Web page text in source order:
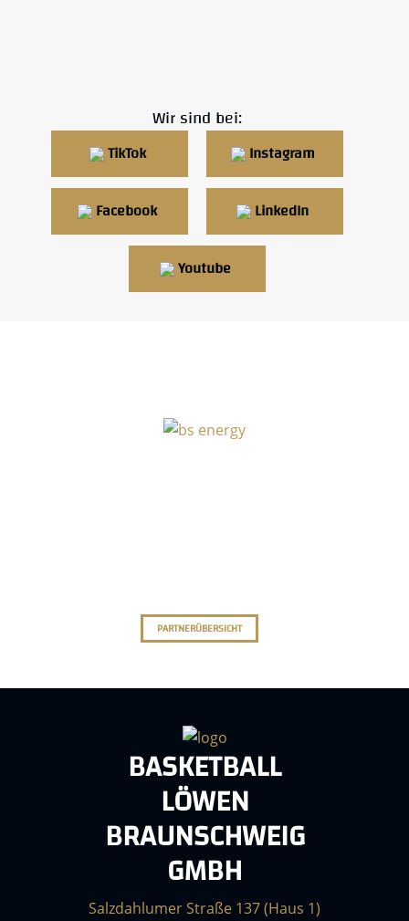
Wir sind bei:
TikTok Instagram
Facebook LinkedIn
Youtube
PARTNERÜBERSICHT
BASKETBALL
LÖWEN
BRAUNSCHWEIG
GMBH
Salzdahlumer Straße 137 (Haus 1)